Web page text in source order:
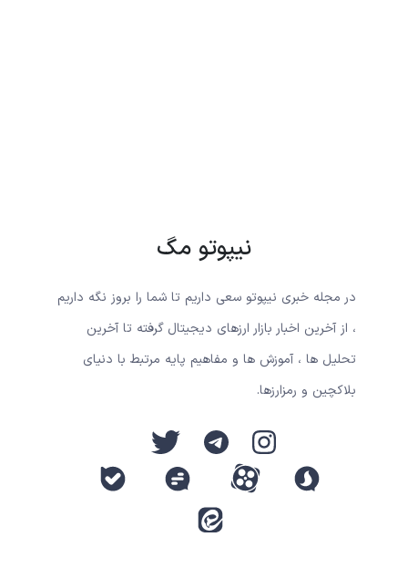
نیپوتو مگ
در مجله خبری نیپوتو سعی داریم تا شما را بروز نگه داریم
، از آخرین اخبار بازار ارزهای دیجیتال گرفته تا آخرین
تحلیل ها ، آموزش ها و مفاهیم پایه مرتبط با دنیای
بلاکچین و رمزارزها.